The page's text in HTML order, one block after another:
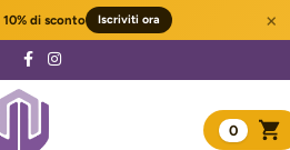
10% di sconto Iscriviti ora ×
0